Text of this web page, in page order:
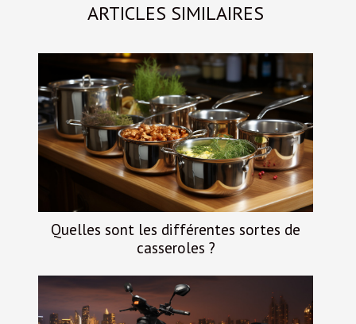
ARTICLES SIMILAIRES
Quelles sont les différentes sortes de
casseroles ?